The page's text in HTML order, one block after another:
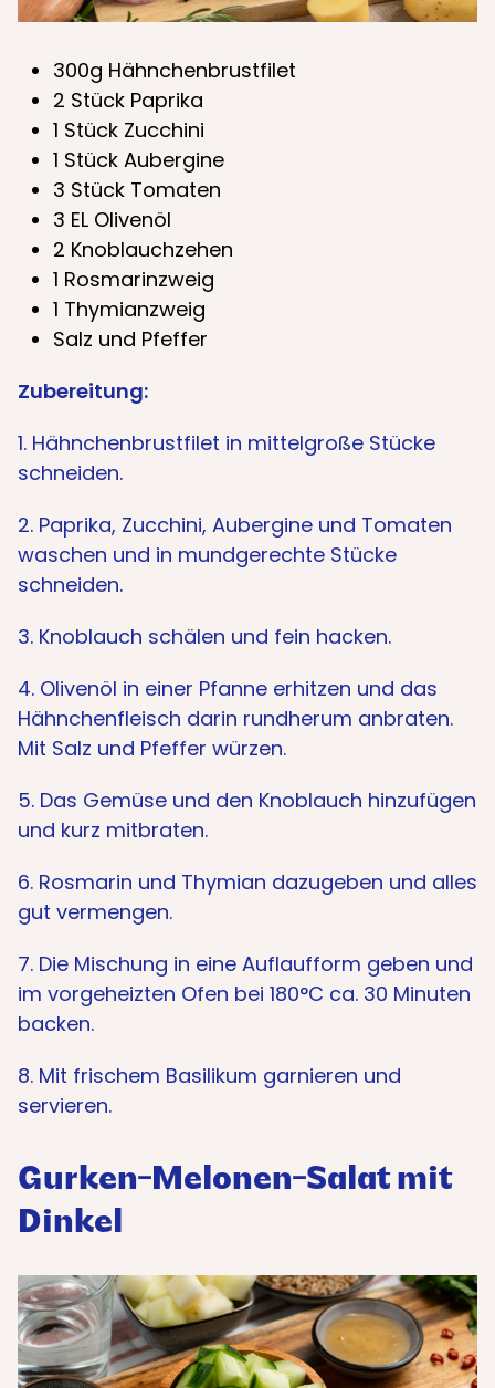
300g Hähnchenbrustfilet
2 Stück Paprika
1 Stück Zucchini
1 Stück Aubergine
3 Stück Tomaten
3 EL Olivenöl
2 Knoblauchzehen
1 Rosmarinzweig
1 Thymianzweig
Salz und Pfeffer
Zubereitung:
1. Hähnchenbrustfilet in mittelgroße Stücke
schneiden.
2. Paprika, Zucchini, Aubergine und Tomaten
waschen und in mundgerechte Stücke
schneiden.
3. Knoblauch schälen und fein hacken.
4. Olivenöl in einer Pfanne erhitzen und das
Hähnchenfleisch darin rundherum anbraten.
Mit Salz und Pfeffer würzen.
5. Das Gemüse und den Knoblauch hinzufügen
und kurz mitbraten.
6. Rosmarin und Thymian dazugeben und alles
gut vermengen.
7. Die Mischung in eine Auflaufform geben und
im vorgeheizten Ofen bei 180°C ca. 30 Minuten
backen.
8. Mit frischem Basilikum garnieren und
servieren.
Gurken-Melonen-Salat mit
Dinkel